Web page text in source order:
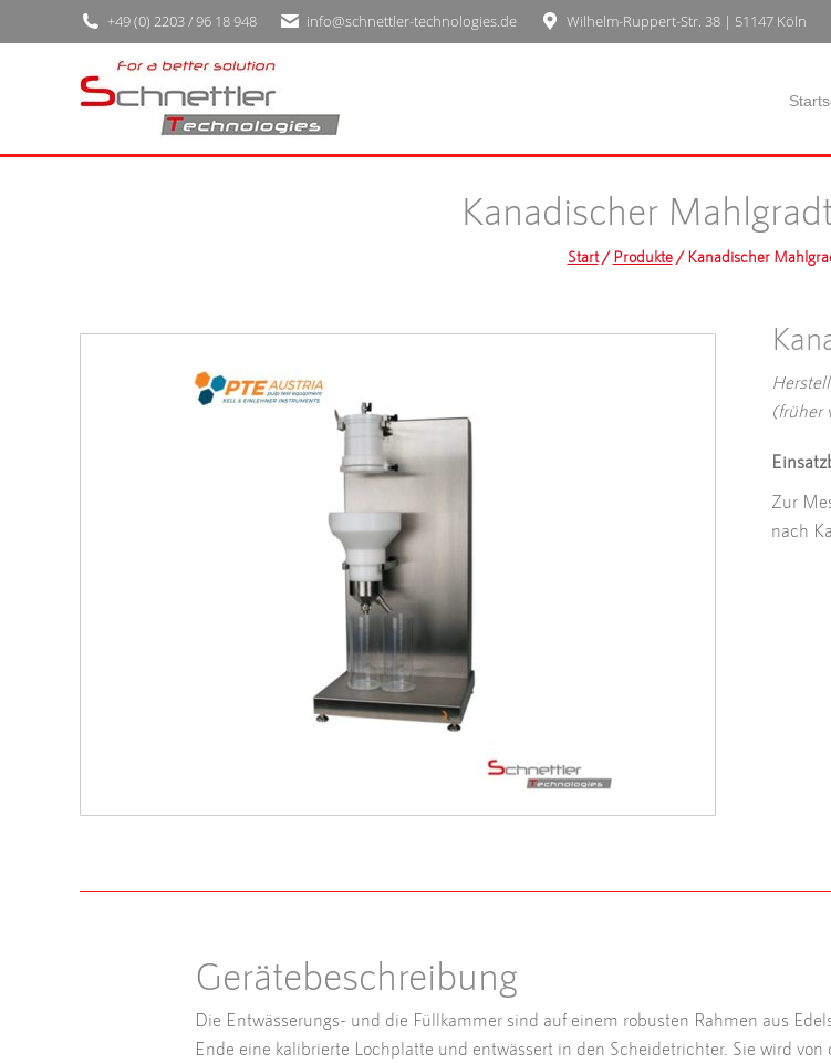
+49 (0) 2203 / 96 18 948 info@schnettler-technologies.de Wilhelm-Ruppert-Str. 38 | 51147 Köln
Kanadischer
Start/Produkte/ Kanadischer
(früher
Zur
nach
Gerätebeschreibung
Die Entwässerungs- und die Füllkammer sind auf einem robusten Rahmen aus
Ende eine kalibrierte Lochplatte und entwässert in den Scheidetrichter. Sie wird